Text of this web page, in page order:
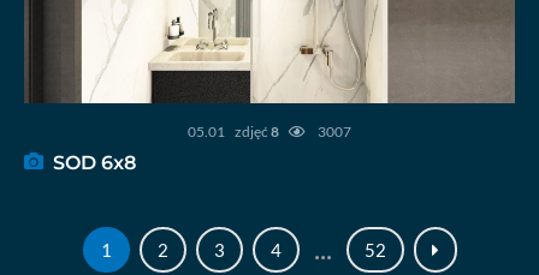
05.01 zdjęć 8 3007
SOD 6x8
1 2 3 4 ... 52